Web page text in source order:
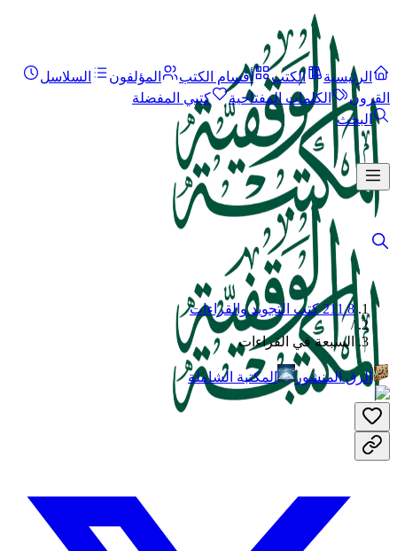
الرئيسية الكتب أقسام الكتب المؤلفون
السلاسل
القرون
الكلمات المفتاحية
كتبي المفضلة
البحث
211.8 كتب التجويد والقراءات
/
السبعة في القراءات
الرق المنشور المكتبة الشاملة